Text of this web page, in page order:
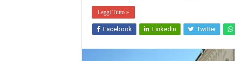
Leggi Tutto »
Facebook LinkedIn Twitter